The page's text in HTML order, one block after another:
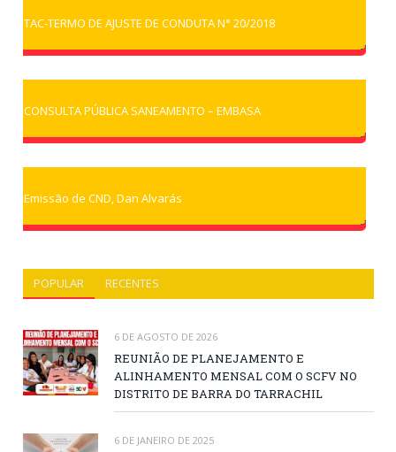
TAC-TERMO DE AJUSTE DE CONDUTA N° 20/2018
CONSULTA PÚBLICA SANEAMENTO – EMBASA
Emissão de CND, Dan Alvarás
POPULAR RECENTES
6 DE AGOSTO DE 2026
REUNIÃO DE PLANEJAMENTO E
ALINHAMENTO MENSAL COM O SCFV NO
DISTRITO DE BARRA DO TARRACHIL
6 DE JANEIRO DE 2025